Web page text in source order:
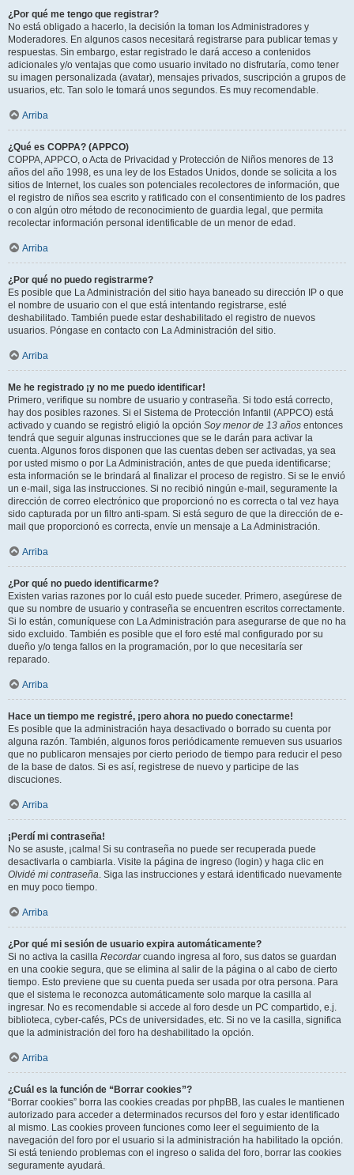
¿Por qué me tengo que registrar?
No está obligado a hacerlo, la decisión la toman los Administradores y
Moderadores. En algunos casos necesitará registrarse para publicar temas y
respuestas. Sin embargo, estar registrado le dará acceso a contenidos
adicionales y/o ventajas que como usuario invitado no disfrutaría, como tener
su imagen personalizada (avatar), mensajes privados, suscripción a grupos de
usuarios, etc. Tan solo le tomará unos segundos. Es muy recomendable.
Arriba
¿Qué es COPPA? (APPCO)
COPPA, APPCO, o Acta de Privacidad y Protección de Niños menores de 13
años del año 1998, es una ley de los Estados Unidos, donde se solicita a los
sitios de Internet, los cuales son potenciales recolectores de información, que
el registro de niños sea escrito y ratificado con el consentimiento de los padres
o con algún otro método de reconocimiento de guardia legal, que permita
recolectar información personal identificable de un menor de edad.
Arriba
¿Por qué no puedo registrarme?
Es posible que La Administración del sitio haya baneado su dirección IP o que
el nombre de usuario con el que está intentando registrarse, esté
deshabilitado. También puede estar deshabilitado el registro de nuevos
usuarios. Póngase en contacto con La Administración del sitio.
Arriba
Me he registrado ¡y no me puedo identificar!
Primero, verifique su nombre de usuario y contraseña. Si todo está correcto,
hay dos posibles razones. Si el Sistema de Protección Infantil (APPCO) está
activado y cuando se registró eligió la opción Soy menor de 13 años entonces
tendrá que seguir algunas instrucciones que se le darán para activar la
cuenta. Algunos foros disponen que las cuentas deben ser activadas, ya sea
por usted mismo o por La Administración, antes de que pueda identificarse;
esta información se le brindará al finalizar el proceso de registro. Si se le envió
un e-mail, siga las instrucciones. Si no recibió ningún e-mail, seguramente la
dirección de correo electrónico que proporcionó no es correcta o tal vez haya
sido capturada por un filtro anti-spam. Si está seguro de que la dirección de e-
mail que proporcionó es correcta, envíe un mensaje a La Administración.
Arriba
¿Por qué no puedo identificarme?
Existen varias razones por lo cuál esto puede suceder. Primero, asegúrese de
que su nombre de usuario y contraseña se encuentren escritos correctamente.
Si lo están, comuníquese con La Administración para asegurarse de que no ha
sido excluido. También es posible que el foro esté mal configurado por su
dueño y/o tenga fallos en la programación, por lo que necesitaría ser
reparado.
Arriba
Hace un tiempo me registré, ¡pero ahora no puedo conectarme!
Es posible que la administración haya desactivado o borrado su cuenta por
alguna razón. También, algunos foros periódicamente remueven sus usuarios
que no publicaron mensajes por cierto periodo de tiempo para reducir el peso
de la base de datos. Si es así, registrese de nuevo y participe de las
discuciones.
Arriba
¡Perdí mi contraseña!
No se asuste, ¡calma! Si su contraseña no puede ser recuperada puede
desactivarla o cambiarla. Visite la página de ingreso (login) y haga clic en
Olvidé mi contraseña. Siga las instrucciones y estará identificado nuevamente
en muy poco tiempo.
Arriba
¿Por qué mi sesión de usuario expira automáticamente?
Si no activa la casilla Recordarcuando ingresa al foro, sus datos se guardan
en una cookie segura, que se elimina al salir de la página o al cabo de cierto
tiempo. Esto previene que su cuenta pueda ser usada por otra persona. Para
que el sistema le reconozca automáticamente solo marque la casilla al
ingresar. No es recomendable si accede al foro desde un PC compartido, e.j.
biblioteca, cyber-cafés, PCs de universidades, etc. Si no ve la casilla, significa
que la administración del foro ha deshabilitado la opción.
Arriba
¿Cuál es la función de “Borrar cookies”?
“Borrar cookies” borra las cookies creadas por phpBB, las cuales le mantienen
autorizado para acceder a determinados recursos del foro y estar identificado
al mismo. Las cookies proveen funciones como leer el seguimiento de la
navegación del foro por el usuario si la administración ha habilitado la opción.
Si está teniendo problemas con el ingreso o salida del foro, borrar las cookies
seguramente ayudará.